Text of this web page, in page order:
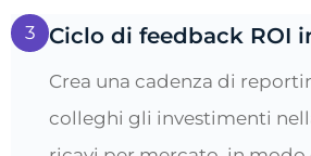
3 Ciclo di feedback ROI
Crea una cadenza di
colleghi gli investimenti